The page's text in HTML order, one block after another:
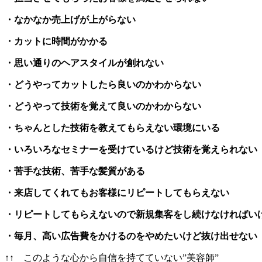
・なかなか売上げが上がらない
・カットに時間がかかる
・思い通りのヘアスタイルが創れない
・どうやってカットしたら良いのかわからない
・どうやって技術を覚えて良いのかわからない
・ちゃんとした技術を教えてもらえない環境にいる
・いろいろなセミナーを受けているけど技術を覚えられない
・苦手な技術、苦手な髪質がある
・来店してくれてもお客様にリピートしてもらえない
・リピートしてもらえないので新規集客をし続けなければい
・毎月、高い広告費をかけるのをやめたいけど抜け出せない
↑↑ このような心から自信を持てていない”美容師”